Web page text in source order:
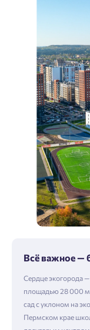
Всё важное —
Сердце экогорода
площадью 28 000
сад с уклоном на
Пермском крае